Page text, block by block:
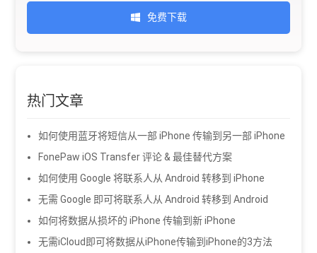
免费下载
热门文章
如何使用蓝牙将短信从一部 iPhone 传输到另一部 iPhone
FonePaw iOS Transfer 评论 & 最佳替代方案
如何使用 Google 将联系人从 Android 转移到 iPhone
无需 Google 即可将联系人从 Android 转移到 Android
如何将数据从损坏的 iPhone 传输到新 iPhone
无需iCloud即可将数据从iPhone传输到iPhone的3方法